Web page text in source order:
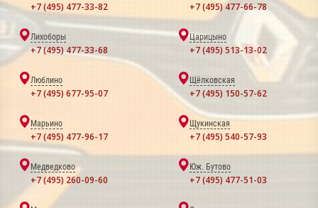
+7 (495) 477-33-82 +7 (495) 477-66-78
Лихоборы
+7 (495) 477-33-68
Царицыно
+7 (495) 513-13-02
Люблино
+7 (495) 677-95-07
Щёлковская
+7 (495) 150-57-62
Марьино
+7 (495) 477-96-17
Щукинская
+7 (495) 540-57-93
Медведково
+7 (495) 260-09-60
Юж. Бутово
+7 (495) 477-51-03